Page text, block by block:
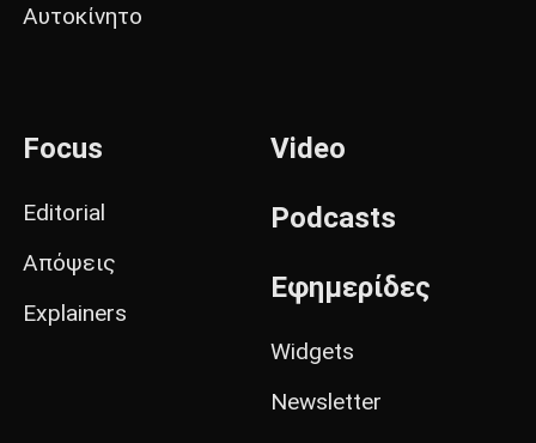
Αυτοκίνητο
Focus
Editorial
Απόψεις
Explainers
Video
Podcasts
Εφημερίδες
Widgets
Newsletter